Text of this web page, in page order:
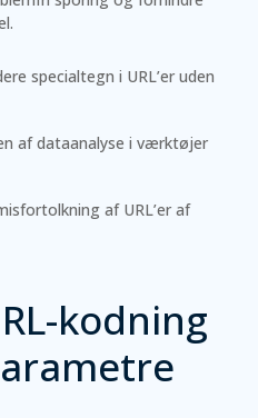
specialtegn i URL’er uden
af dataanalyse i værktøjer
af URL’er af
kodning